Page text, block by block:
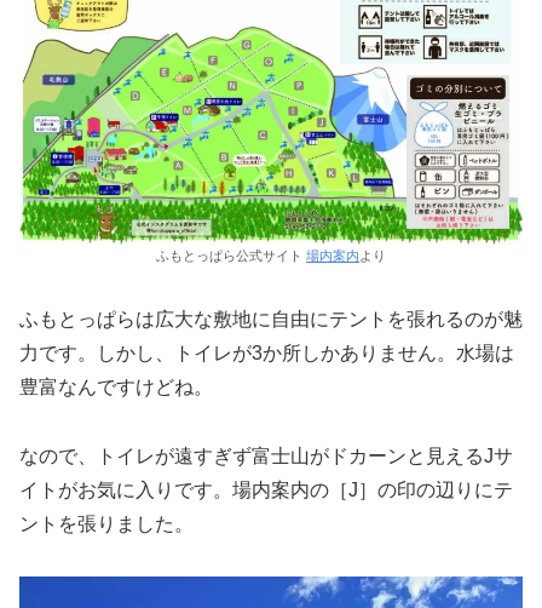
ふもとっぱら公式サイト 場内案内より
ふもとっぱらは広大な敷地に自由にテントを張れるのが魅
力です。しかし、トイレが3か所しかありません。水場は
豊富なんですけどね。
なので、トイレが遠すぎず富士山がドカーンと見えるJサ
イトがお気に入りです。場内案内の［J］の印の辺りにテ
ントを張りました。